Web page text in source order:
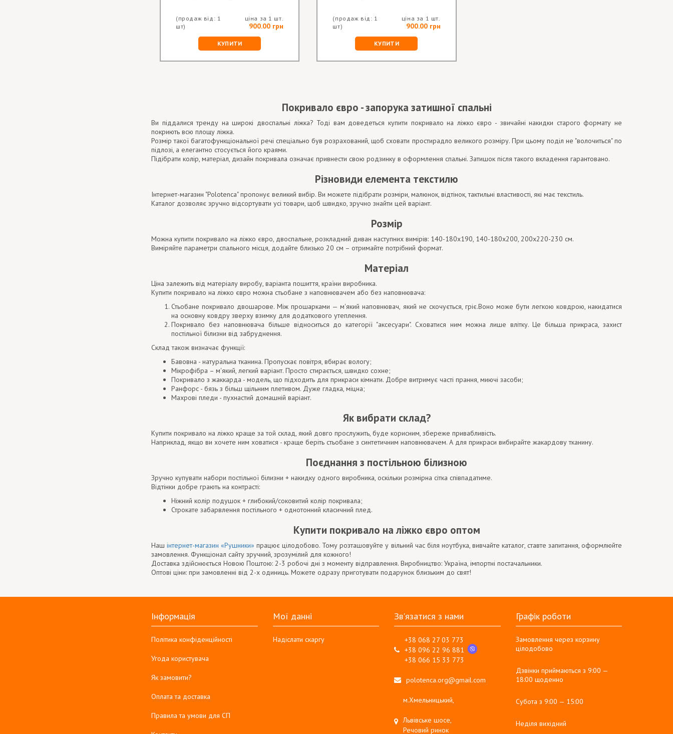
(продаж від: 1
шт)
ціна за 1 шт.
900.00 грн
КУПИТИ
(продаж від: 1
шт)
ціна за 1 шт.
900.00 грн
КУПИТИ
Покривало євро - запорука затишної спальні
Ви піддалися тренду на широкі двоспальні ліжка? Тоді вам доведеться купити покривало на ліжко євро - звичайні накидки старого формату не
покриють всю площу ліжка.
Розмір такої багатофункціональної речі спеціально був розрахований, щоб сховати простирадло великого розміру. При цьому поділ не "волочиться" по
підлозі, а елегантно стосується його краями.
Підібрати колір, матеріал, дизайн покривала означає привнести свою родзинку в оформлення спальні. Затишок після такого вкладення гарантовано.
Різновиди елемента текстилю
Інтернет-магазин "Polotenca" пропонує великий вибір. Ви можете підібрати розміри, малюнок, відтінок, тактильні властивості, які має текстиль.
Каталог дозволяє зручно відсортувати усі товари, щоб швидко, зручно знайти цей варіант.
Розмір
Можна купити покривало на ліжко євро, двоспальне, розкладний диван наступних вимірів: 140-180х190, 140-180х200, 200х220-230 см.
Виміряйте параметри спального місця, додайте близько 20 см – отримайте потрібний формат.
Матеріал
Ціна залежить від матеріалу виробу, варіанта пошиття, країни виробника.
Купити покривало на ліжко євро можна стьобане з наповнювачем або без наповнювача:
Стьобане покривало двошарове. Між прошарками — м'який наповнювач, який не скочується, гріє.Воно може бути легкою ковдрою, накидатися
на основну ковдру зверху взимку для додаткового утеплення.
Покривало без наповнювача більше відноситься до категорії "аксесуари". Сховатися ним можна лише влітку. Це більша прикраса, захист
постільної білизни від забруднення.
Склад також визначає функції:
Бавовна - натуральна тканина. Пропускає повітря, вбирає вологу;
Мікрофібра – м'який, легкий варіант. Просто стирається, швидко сохне;
Покривало з жаккарда - модель, що підходить для прикраси кімнати. Добре витримує часті прання, миючі засоби;
Ранфорс - бязь з більш щільним плетивом. Дуже гладка, міцна;
Махрові пледи - пухнастий домашній варіант.
Як вибрати склад?
Купити покривало на ліжко краще за той склад, який довго прослужить, буде корисним, збереже привабливість.
Наприклад, якщо ви хочете ним ховатися - краще беріть стьобане з синтетичним наповнювачем. А для прикраси вибирайте жакардову тканину.
Поєднання з постільною білизною
Зручно купувати набори постільної білизни + накидку одного виробника, оскільки розмірна сітка співпадатиме.
Відтінки добре грають на контрасті:
Ніжний колір подушок + глибокий/соковитий колір покривала;
Строкате забарвлення постільного + однотонний класичний плед.
Купити покривало на ліжко євро оптом
Нашінтернет-магазин «Рушники» працює цілодобово. Тому розташовуйте у вільний час біля ноутбука, вивчайте каталог, ставте запитання, оформлюйте
замовлення. Функціонал сайту зручний, зрозумілий для кожного!
Доставка здійснюється Новою Поштою: 2-3 робочі дні з моменту відправлення. Виробництво: Україна, імпортні постачальники.
Оптові ціни: при замовленні від 2-х одиниць. Можете одразу приготувати подарунок близьким до свят!
Інформація
Політика конфіденційності
Угода користувача
Як замовити?
Оплата та доставка
Правила та умови для СП
Мої данні
Надіслати скаргу
Зв'язатися з нами
+38 068 27 03 773
+38 096 22 96 881
+38 066 15 33 773
polotenca.org@gmail.com
м.Хмельницький,
Львівське шосе,
Речовий ринок
Графік роботи
Замовлення через корзину
цілодобово
Дзвінки приймаються з 9:00 —
18:00 щоденно
Субота з 9:00 — 15:00
Неділя вихідний